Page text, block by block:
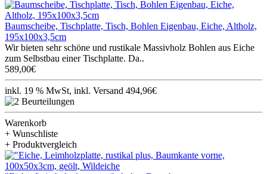
Baumscheibe, Tischplatte, Tisch, Bohlen Eigenbau, Eiche, Altholz,
195x100x3,5cm
Wir bieten sehr schöne und rustikale Massivholz Bohlen aus Eiche
zum Selbstbau einer Tischplatte. Da..
589,00€
inkl. 19 % MwSt, inkl. Versand 494,96€
Warenkorb
+ Wunschliste
+ Produktvergleich